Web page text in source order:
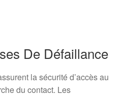
De Défaillance
la sécurité d’accès au
du contact. Les